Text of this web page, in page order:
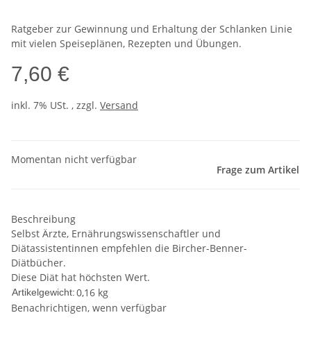
Ratgeber zur Gewinnung und Erhaltung der Schlanken Linie
mit vielen Speiseplänen, Rezepten und Übungen.
7,60 €
inkl. 7% USt. , zzgl. Versand
Momentan nicht verfügbar
Frage zum Artikel
Beschreibung
Selbst Ärzte, Ernährungswissenschaftler und
Diätassistentinnen empfehlen die Bircher-Benner-
Diätbücher.
Diese Diät hat höchsten Wert.
Artikelgewicht:0,16 kg
Benachrichtigen, wenn verfügbar